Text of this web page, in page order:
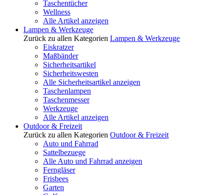
Taschentücher
Wellness
Alle Artikel anzeigen
Lampen & Werkzeuge
Zurück zu allen Kategorien Lampen & Werkzeuge
Eiskratzer
Maßbänder
Sicherheitsartikel
Sicherheitswesten
Alle Sicherheitsartikel anzeigen
Taschenlampen
Taschenmesser
Werkzeuge
Alle Artikel anzeigen
Outdoor & Freizeit
Zurück zu allen Kategorien Outdoor & Freizeit
Auto und Fahrrad
Sattelbezuege
Alle Auto und Fahrrad anzeigen
Ferngläser
Frisbees
Garten